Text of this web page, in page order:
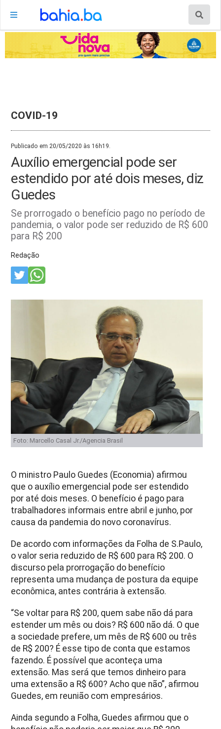
COVID-19
Publicado em 20/05/2020 às 16h19.
Auxílio emergencial pode ser
estendido por até dois meses, diz
Guedes
Se prorrogado o benefício pago no período de
pandemia, o valor pode ser reduzido de R$ 600
para R$ 200
Redação
Foto: Marcello Casal Jr./Agencia Brasil
O ministro Paulo Guedes (Economia) afirmou
que o auxílio emergencial pode ser estendido
por até dois meses. O benefício é pago para
trabalhadores informais entre abril e junho, por
causa da pandemia do novo coronavírus.
De acordo com informações da Folha de S.Paulo,
o valor seria reduzido de R$ 600 para R$ 200. O
discurso pela prorrogação do benefício
representa uma mudança de postura da equipe
econômica, antes contrária à extensão.
“Se voltar para R$ 200, quem sabe não dá para
estender um mês ou dois? R$ 600 não dá. O que
a sociedade prefere, um mês de R$ 600 ou três
de R$ 200? É esse tipo de conta que estamos
fazendo. É possível que aconteça uma
extensão. Mas será que temos dinheiro para
uma extensão a R$ 600? Acho que não”, afirmou
Guedes, em reunião com empresários.
Ainda segundo a Folha, Guedes afirmou que o